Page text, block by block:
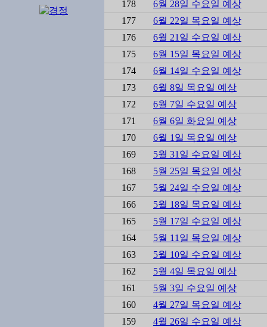
178
6월 28일 수요일 예상
177
6월 22일 목요일 예상
176
6월 21일 수요일 예상
175
6월 15일 목요일 예상
174
6월 14일 수요일 예상
173
6월 8일 목요일 예상
172
6월 7일 수요일 예상
171
6월 6일 화요일 예상
170
6월 1일 목요일 예상
169
5월 31일 수요일 예상
168
5월 25일 목요일 예상
167
5월 24일 수요일 예상
166
5월 18일 목요일 예상
165
5월 17일 수요일 예상
164
5월 11일 목요일 예상
163
5월 10일 수요일 예상
162
5월 4일 목요일 예상
161
5월 3일 수요일 예상
160
4월 27일 목요일 예상
159
4월 26일 수요일 예상